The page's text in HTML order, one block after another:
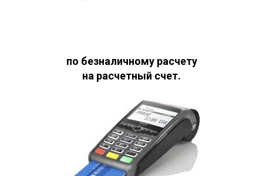
по безналичному расчету
на расчетный счет.